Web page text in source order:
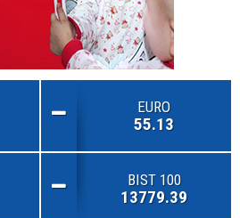
EURO
55.13
BIST 100
13779.39